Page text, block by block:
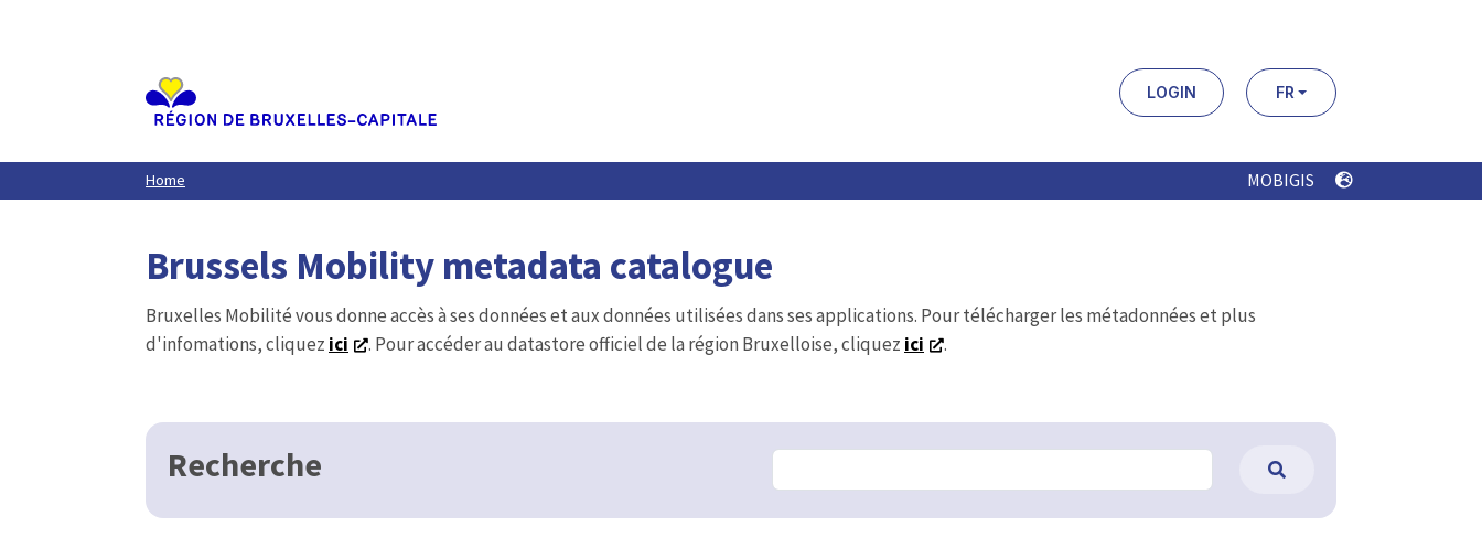
LOGIN FR
Home MOBIGIS
Brussels Mobility metadata catalogue
Bruxelles Mobilité vous donne accès à ses données et aux données utilisées dans ses applications. Pour télécharger les métadonnées et plus
d'infomations, cliquez ici . Pour accéder au datastore officiel de la région Bruxelloise, cliquez ici .
Recherche